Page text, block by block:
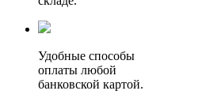
Удобные способы
оплаты любой
банковской картой.